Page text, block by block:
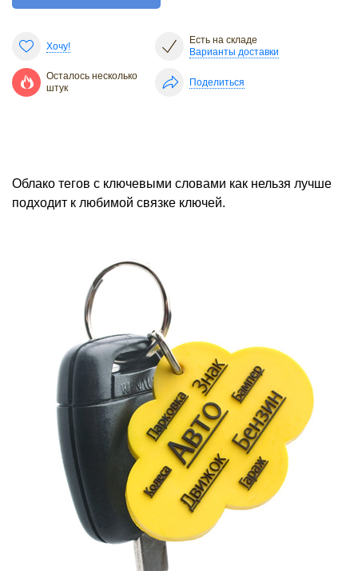
Хочу!
Есть на складе
Варианты доставки
Осталось несколько
штук
Поделиться
Облако тегов с ключевыми словами как нельзя лучше
подходит к любимой связке ключей.